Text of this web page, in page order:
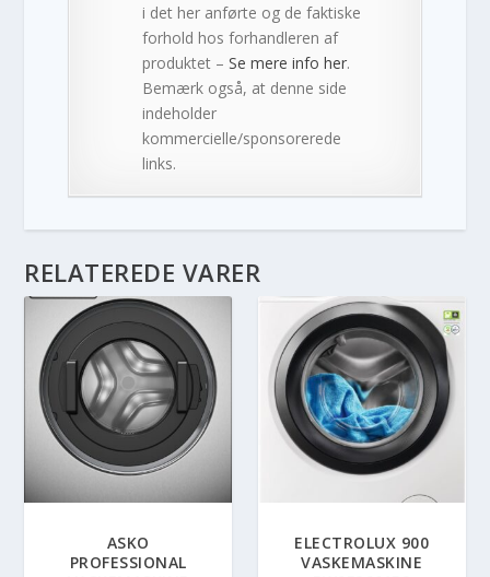
i det her anførte og de faktiske
forhold hos forhandleren af
produktet –Se mere info her.
Bemærk også, at denne side
indeholder
kommercielle/sponsorerede
links.
RELATEREDE VARER
ASKO
PROFESSIONAL
ELECTROLUX 900
VASKEMASKINE